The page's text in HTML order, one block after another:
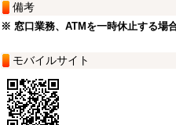
備考
※ 窓口業務、ATMを一時休止する場
モバイルサイト